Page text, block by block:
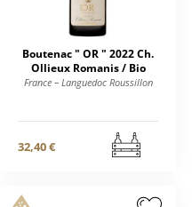
Boutenac " OR " 2022 Ch.
Ollieux Romanis / Bio
France – Languedoc Roussillon
32,40 €